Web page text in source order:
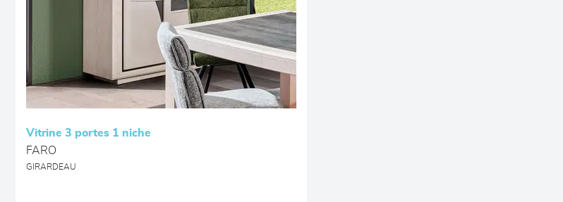
Vitrine 3 portes 1 niche
FARO
GIRARDEAU